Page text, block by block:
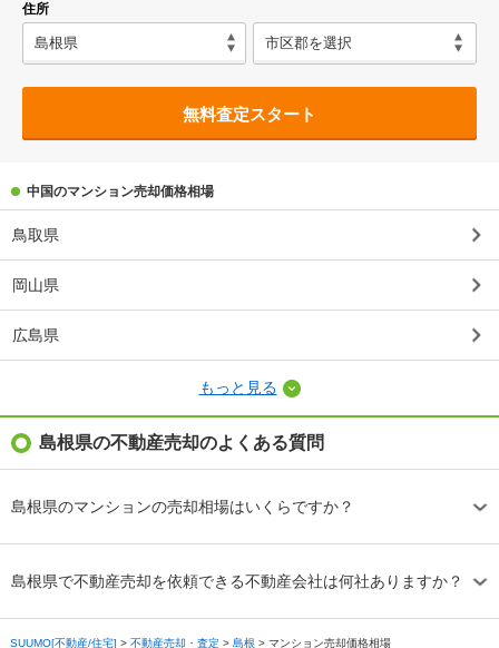
住所
無料査定スタート
中国のマンション売却価格相場
鳥取県
岡山県
広島県
もっと見る
島根県の不動産売却のよくある質問
島根県のマンションの売却相場はいくらですか？
島根県で不動産売却を依頼できる不動産会社は何社ありますか？
SUUMO[不動産/住宅] > 不動産売却・査定 > 島根 > マンション売却価格相場